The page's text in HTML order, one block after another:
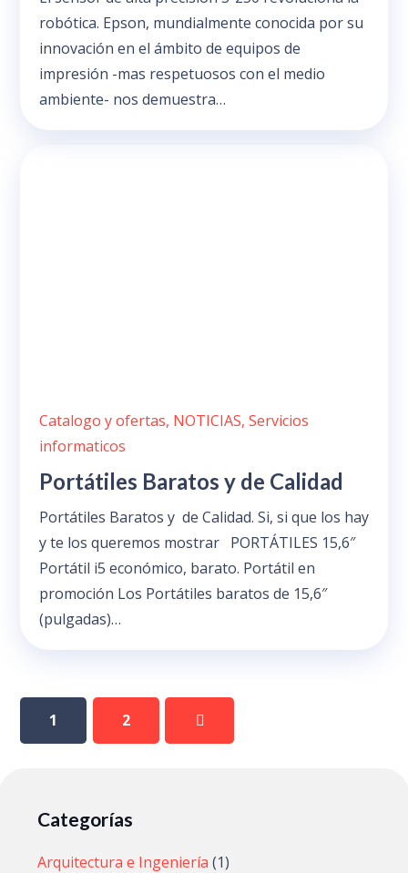
robótica. Epson, mundialmente conocida por su
innovación en el ámbito de equipos de
impresión -mas respetuosos con el medio
ambiente- nos demuestra…
Catalogo y ofertas, NOTICIAS, Servicios
informaticos
Portátiles Baratos y de Calidad
Portátiles Baratos y de Calidad. Si, si que los hay
y te los queremos mostrar PORTÁTILES 15,6″
Portátil i5 económico, barato. Portátil en
promoción Los Portátiles baratos de 15,6″
(pulgadas)…
1 2
Categorías
Arquitectura e Ingeniería (1)